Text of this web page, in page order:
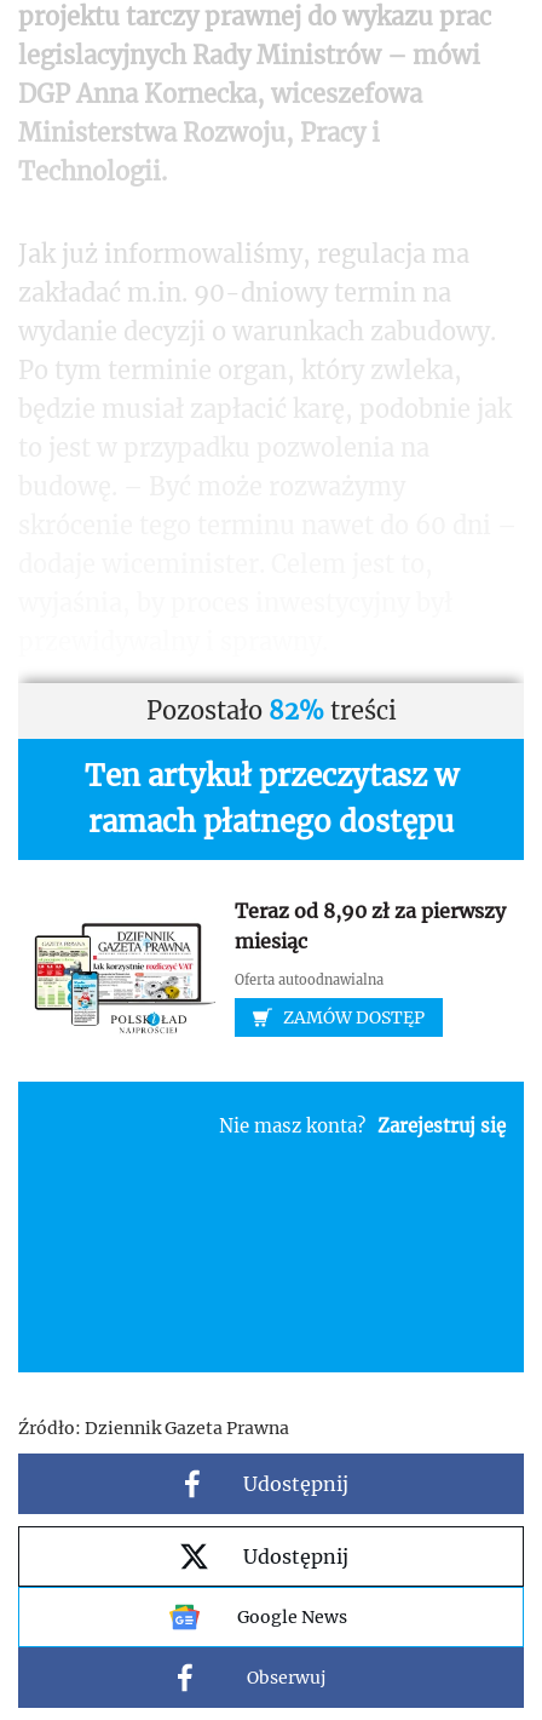
projektu tarczy prawnej do wykazu prac
legislacyjnych Rady Ministrów – mówi
DGP Anna Kornecka, wiceszefowa
Ministerstwa Rozwoju, Pracy i
Technologii.
Jak już informowaliśmy, regulacja ma
zakładać m.in. 90-dniowy termin na
wydanie decyzji o warunkach zabudowy.
Po tym terminie organ, który zwleka,
będzie musiał zapłacić karę, podobnie jak
Pozostało 82%treści
Ten artykuł przeczytasz w
ramach płatnego dostępu
Teraz od 8,90 zł za pierwszy
miesiąc
Oferta autoodnawialna
ZAMÓW DOSTĘP
Nie masz konta? Zarejestruj się
Źródło: Dziennik Gazeta Prawna
Udostępnij
Udostępnij
Google News
Obserwuj